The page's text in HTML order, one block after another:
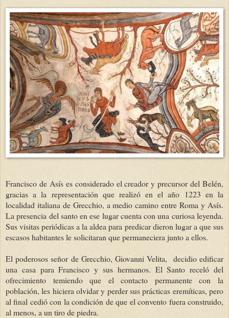
Francisco de Asís es considerado el creador y precursor del Belén,
gracias a la representación que realizó en el año 1223 en la
localidad italiana de Grecchio, a medio camino entre Roma y Asís.
La presencia del santo en ese lugar cuenta con una curiosa leyenda.
Sus visitas periódicas a la aldea para predicar dieron lugar a que sus
escasos habitantes le solicitaran que permaneciera junto a ellos.
El poderosos señor de Grecchio, Giovanni Velita, decidio edificar
una casa para Francisco y sus hermanos. El Santo receló del
ofrecimiento temiendo que el contacto permanente con la
población, les hiciera olvidar y perder sus prácticas eremíticas, pero
al final cedió con la condición de que el convento fuera construido,
al menos, a un tiro de piedra.